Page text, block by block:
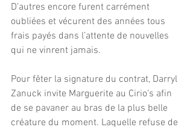
D’autres encore furent carrément
oubliées et vécurent des années tous
frais payés dans l’attente de nouvelles
qui ne vinrent jamais.
Pour fêter la signature du contrat, Darryl
Zanuck invite Marguerite au Cirio’s afin
de se pavaner au bras de la plus belle
créature du moment. Laquelle refuse de